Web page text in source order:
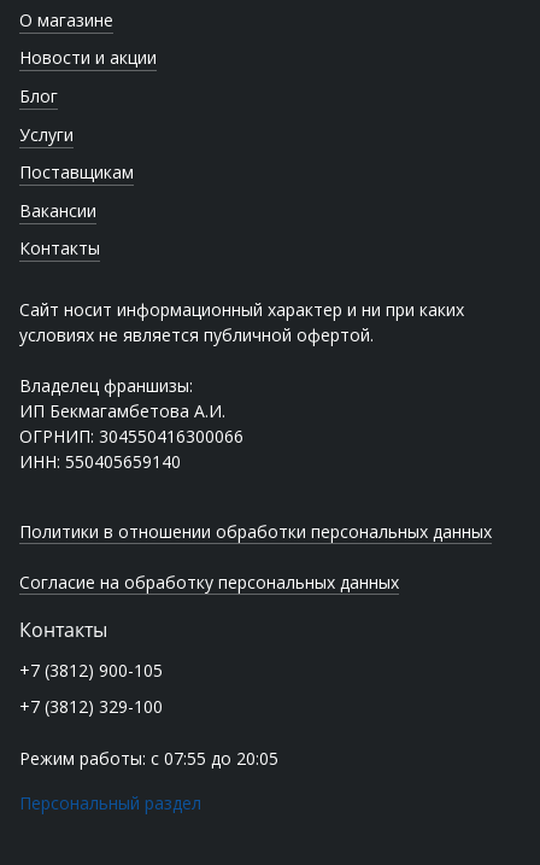
О магазине
Новости и акции
Блог
Услуги
Поставщикам
Вакансии
Контакты
Сайт носит информационный характер и ни при каких
условиях не является публичной офертой.
Владелец франшизы:
ИП Бекмагамбетова А.И.
ОГРНИП: 304550416300066
ИНН: 550405659140
Политики в отношении обработки персональных данных
Согласие на обработку персональных данных
Контакты
+7 (3812) 900-105
+7 (3812) 329-100
Режим работы: с 07:55 до 20:05
Персональный раздел